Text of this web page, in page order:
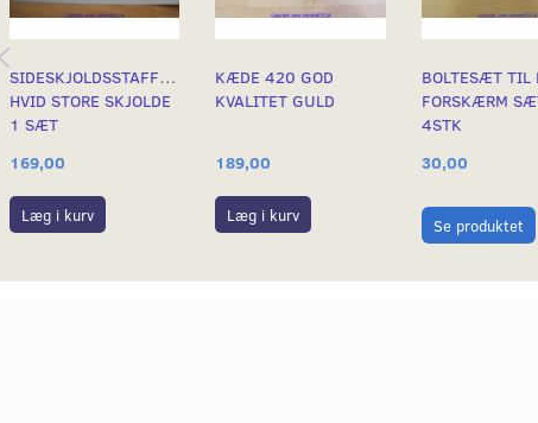
SIDESKJOLDSSTAFFERINGER
HVID STORE SKJOLDE
1 SÆT
169,00
Læg i kurv
KÆDE 420 GOD
KVALITET GULD
189,00
Læg i kurv
BOLTESÆT TIL
FORSKÆRM
4STK
30,00
Se produktet